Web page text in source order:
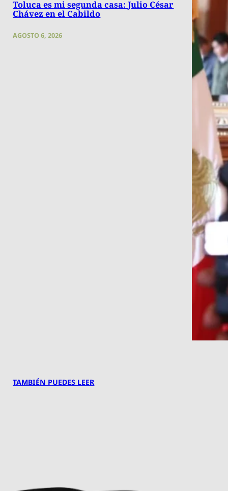
Toluca es mi segunda casa: Julio César
Chávez en el Cabildo
AGOSTO 6, 2026
TAMBIÉN PUEDES LEER